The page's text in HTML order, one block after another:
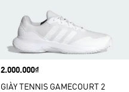
Price
2.000.000₫
GIÀY TENNIS GAMECOURT 2